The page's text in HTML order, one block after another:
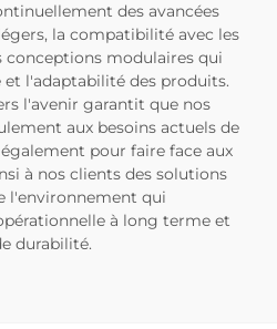
des avancées
la compatibilité avec les
modulaires qui
l'adaptabilité des produits.
l'avenir garantit que nos
aux besoins actuels de
pour faire face aux
à nos clients des solutions
l'environnement qui
à long terme et
durabilité.